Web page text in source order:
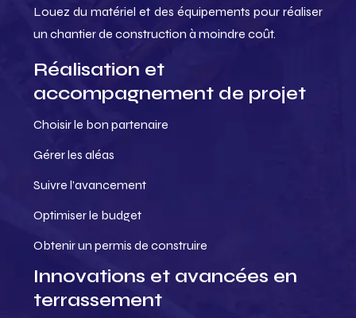
Louez du matériel et des équipements pour réaliser
un chantier de construction à moindre coût.
Réalisation et
accompagnement de projet
Choisir le bon partenaire
Gérer les aléas
Suivre l’avancement
Optimiser le budget
Obtenir un permis de construire
Innovations et avancées en
terrassement